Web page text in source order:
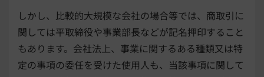
しかし、比較的大規模な会社の場合等では、商取引に
関しては平取締役や事業部長などが記名押印すること
もあります。会社法上、事業に関するある種類又は特
定の事項の委任を受けた使用人も、当該事項に関して